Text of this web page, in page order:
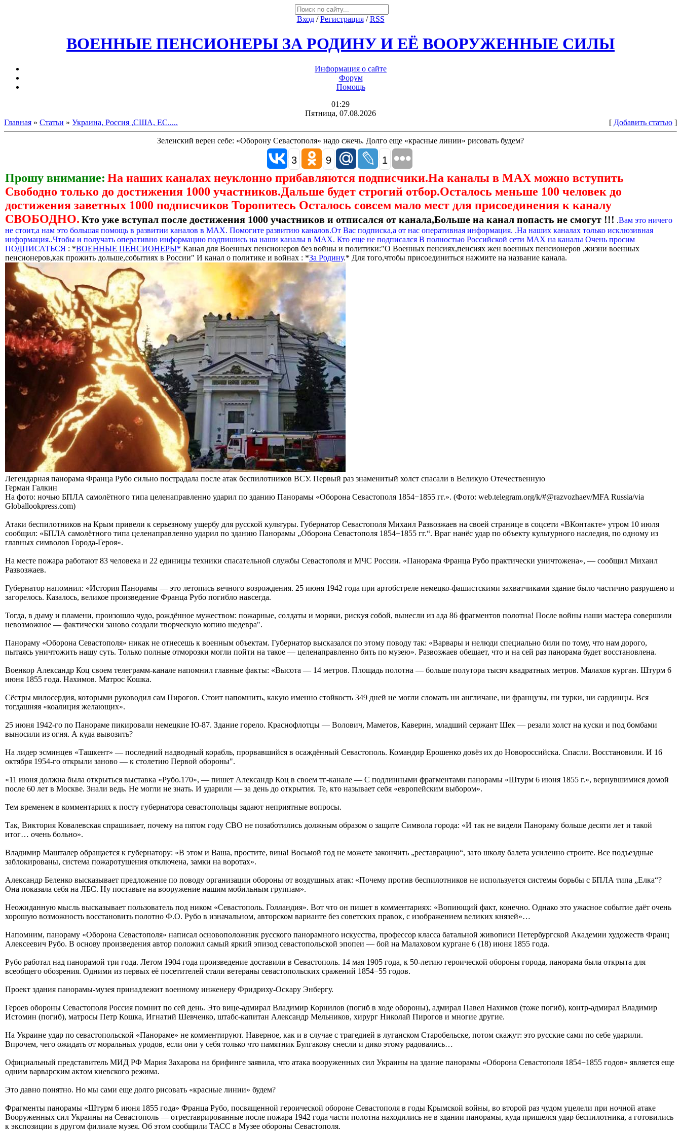
Вход/Регистрация/RSS
ВОЕННЫЕ ПЕНСИОНЕРЫ ЗА РОДИНУ И ЕЁ ВООРУЖЕННЫЕ СИЛЫ
Информация о сайте
Форум
Помощь
01:29
Пятница, 07.08.2026
Главная » Статьи » Украина, Россия ,США, ЕС..... [ Добавить статью ]
Зеленский верен себе: «Оборону Севастополя» надо сжечь. Долго еще «красные линии» рисовать будем?
3 9 1
Прошу внимание: На наших каналах неуклонно прибавляются подписчики.На каналы в МАХ можно вступить
Свободно только до достижения 1000 участников.Дальше будет строгий отбор.Осталось меньше 100 человек до
достижения заветных 1000 подписчиков Торопитесь Осталось совсем мало мест для присоединения к каналу
СВОБОДНО. Кто уже вступал после достижения 1000 участников и отписался от канала,Больше на канал попасть не смогут !!! .Вам это ничего
не стоит,а нам это большая помощь в развитии каналов в МАХ. Помогите развитию каналов.От Вас подписка,а от нас оперативная информация. .На наших каналах только исклюзивная
информация..Чтобы и получать оперативно информацию подпишись на наши каналы в МАХ. Кто еще не подписался В полностью Российской сети МАХ на каналы Очень просим
ПОДПИСАТЬСЯ : *ВОЕННЫЕ ПЕНСИОНЕРЫ* Канал для Военных пенсионеров без войны и политики:"О Военных пенсиях,пенсиях жен военных пенсионеров ,жизни военных
пенсионеров,как прожить дольше,событиях в России" И канал о политике и войнах : *За Родину.* Для того,чтобы присоединиться нажмите на название канала.
Легендарная панорама Франца Рубо сильно пострадала после атак беспилотников ВСУ. Первый раз знаменитый холст спасали в Великую Отечественную
Герман Галкин
На фото: ночью БПЛА самолётного типа целенаправленно ударил по зданию Панорамы «Оборона Севастополя 1854−1855 гг.». (Фото: web.telegram.org/k/#@razvozhaev/MFA Russia/via
Globallookpress.com)
Атаки беспилотников на Крым привели к серьезному ущербу для русской культуры. Губернатор Севастополя Михаил Развозжаев на своей странице в соцсети «ВКонтакте» утром 10 июля
сообщил: «БПЛА самолётного типа целенаправленно ударил по зданию Панорамы „Оборона Севастополя 1854−1855 гг.“. Враг нанёс удар по объекту культурного наследия, по одному из
главных символов Города-Героя».
На месте пожара работают 83 человека и 22 единицы техники спасательной службы Севастополя и МЧС России. «Панорама Франца Рубо практически уничтожена», — сообщил Михаил
Развозжаев.
Губернатор напомнил: «История Панорамы — это летопись вечного возрождения. 25 июня 1942 года при артобстреле немецко-фашистскими захватчиками здание было частично разрушено и
загорелось. Казалось, великое произведение Франца Рубо погибло навсегда.
Тогда, в дыму и пламени, произошло чудо, рождённое мужеством: пожарные, солдаты и моряки, рискуя собой, вынесли из ада 86 фрагментов полотна! После войны наши мастера совершили
невозможное — фактически заново создали творческую копию шедевра".
Панораму «Оборона Севастополя» никак не отнесешь к военным объектам. Губернатор высказался по этому поводу так: «Варвары и нелюди специально били по тому, что нам дорого,
пытаясь уничтожить нашу суть. Только полные отморозки могли пойти на такое — целенаправленно бить по музею». Развозжаев обещает, что и на сей раз панорама будет восстановлена.
Военкор Александр Коц своем телеграмм-канале напомнил главные факты: «Высота — 14 метров. Площадь полотна — больше полутора тысяч квадратных метров. Малахов курган. Штурм 6
июня 1855 года. Нахимов. Матрос Кошка.
Сёстры милосердия, которыми руководил сам Пирогов. Стоит напомнить, какую именно стойкость 349 дней не могли сломать ни англичане, ни французы, ни турки, ни сардинцы. Вся
тогдашняя «коалиция желающих».
25 июня 1942-го по Панораме пикировали немецкие Ю-87. Здание горело. Краснофлотцы — Волович, Маметов, Каверин, младший сержант Шек — резали холст на куски и под бомбами
выносили из огня. А куда вывозить?
На лидер эсминцев «Ташкент» — последний надводный корабль, прорвавшийся в осаждённый Севастополь. Командир Ерошенко довёз их до Новороссийска. Спасли. Восстановили. И 16
октября 1954-го открыли заново — к столетию Первой обороны".
«11 июня должна была открыться выставка «Рубо.170», — пишет Александр Коц в своем тг-канале — С подлинными фрагментами панорамы «Штурм 6 июня 1855 г.», вернувшимися домой
после 60 лет в Москве. Знали ведь. Не могли не знать. И ударили — за день до открытия. Те, кто называет себя «европейским выбором».
Тем временем в комментариях к посту губернатора севастопольцы задают неприятные вопросы.
Так, Виктория Ковалевская спрашивает, почему на пятом году СВО не позаботились должным образом о защите Символа города: «И так не видели Панораму больше десяти лет и такой
итог… очень больно».
Владимир Машталер обращается к губернатору: «В этом и Ваша, простите, вина! Восьмой год не можете закончить „реставрацию“, зато школу балета усиленно строите. Все подъездные
заблокированы, система пожаротушения отключена, замки на воротах».
Александр Беленко высказывает предложение по поводу организации обороны от воздушных атак: «Почему против беспилотников не используется системы борьбы с БПЛА типа „Елка“?
Она показала себя на ЛБС. Ну поставьте на вооружение нашим мобильным группам».
Неожиданную мысль высказывает пользователь под ником «Севастополь. Голландия». Вот что он пишет в комментариях: «Вопиющий факт, конечно. Однако это ужасное событие даёт очень
хорошую возможность восстановить полотно Ф.О. Рубо в изначальном, авторском варианте без советских правок, с изображением великих князей»…
Напомним, панораму «Оборона Севастополя» написал основоположник русского панорамного искусства, профессор класса батальной живописи Петербургской Академии художеств Франц
Алексеевич Рубо. В основу произведения автор положил самый яркий эпизод севастопольской эпопеи — бой на Малаховом кургане 6 (18) июня 1855 года.
Рубо работал над панорамой три года. Летом 1904 года произведение доставили в Севастополь. 14 мая 1905 года, к 50-летию героической обороны города, панорама была открыта для
всеобщего обозрения. Одними из первых её посетителей стали ветераны севастопольских сражений 1854−55 годов.
Проект здания панорамы-музея принадлежит военному инженеру Фридриху-Оскару Энбергу.
Героев обороны Севастополя Россия помнит по сей день. Это вице-адмирал Владимир Корнилов (погиб в ходе обороны), адмирал Павел Нахимов (тоже погиб), контр-адмирал Владимир
Истомин (погиб), матросы Петр Кошка, Игнатий Шевченко, штабс-капитан Александр Мельников, хирург Николай Пирогов и многие другие.
На Украине удар по севастопольской «Панораме» не комментируют. Наверное, как и в случае с трагедией в луганском Старобельске, потом скажут: это русские сами по себе ударили.
Впрочем, чего ожидать от моральных уродов, если они у себя только что памятник Булгакову снесли и дико этому радовались…
Официальный представитель МИД РФ Мария Захарова на брифинге заявила, что атака вооруженных сил Украины на здание панорамы «Оборона Севастополя 1854−1855 годов» является еще
одним варварским актом киевского режима.
Это давно понятно. Но мы сами еще долго рисовать «красные линии» будем?
Фрагменты панорамы «Штурм 6 июня 1855 года» Франца Рубо, посвященной героической обороне Севастополя в годы Крымской войны, во второй раз чудом уцелели при ночной атаке
Вооруженных сил Украины на Севастополь — отреставрированные после пожара 1942 года части полотна находились не в здании панорамы, куда пришелся удар беспилотника, а готовились
к экспозиции в другом филиале музея. Об этом сообщили ТАСС в Музее обороны Севастополя.